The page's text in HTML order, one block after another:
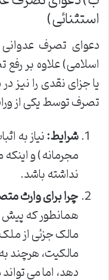
استثنائی)
اسلامی) علاوه بر
یا جزای نقدی را نیز
تصرف توسط یکی از
شرایط:نیاز به
مجرمانه) و
نداشته باشد.
چرا برای وارث
همانطور که پیش
مالک جزئی از
مالکیت، هرچند
دهد، اما می